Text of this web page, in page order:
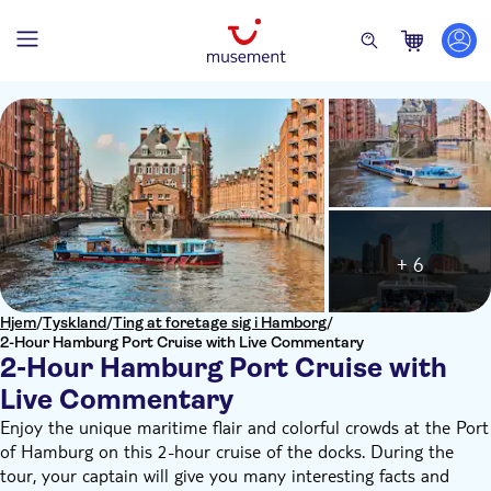
Hjem/Tyskland/Ting at foretage sig i Hamborg/
2-Hour Hamburg Port Cruise with Live Commentary
2-Hour Hamburg Port Cruise with
Live Commentary
+ 6
Enjoy the unique maritime flair and colorful crowds at the Port
of Hamburg on this 2-hour cruise of the docks. During the
tour, your captain will give you many interesting facts and